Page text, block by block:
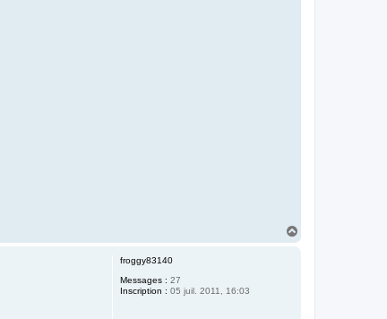
froggy83140
Messages : 27
Inscription : 05 juil. 2011, 16:03